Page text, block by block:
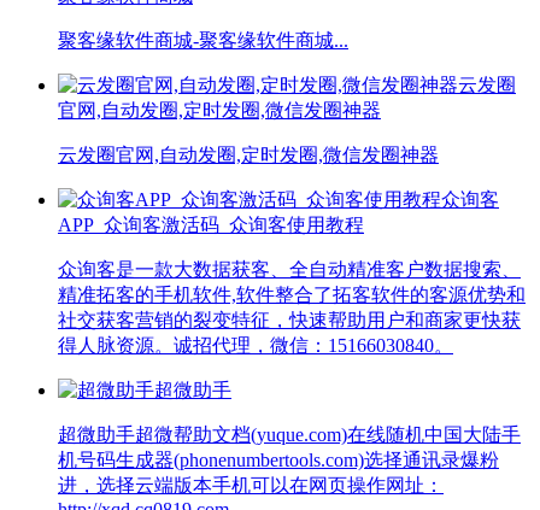
聚客缘软件商城-聚客缘软件商城...
云发圈
官网,自动发圈,定时发圈,微信发圈神器
云发圈官网,自动发圈,定时发圈,微信发圈神器
众询客
APP_众询客激活码_众询客使用教程
众询客是一款大数据获客、全自动精准客户数据搜索、
精准拓客的手机软件,软件整合了拓客软件的客源优势和
社交获客营销的裂变特征，快速帮助用户和商家更快获
得人脉资源。诚招代理，微信：15166030840。
超微助手
超微助手超微帮助文档(yuque.com)在线随机中国大陆手
机号码生成器(phonenumbertools.com)选择通讯录爆粉
进，选择云端版本手机可以在网页操作网址：